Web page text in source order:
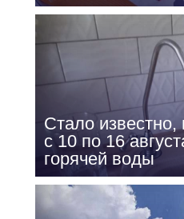
Стало
с 10 по 16
горячей воды